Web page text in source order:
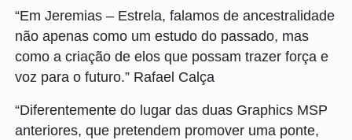
“Em Jeremias – Estrela, falamos de ancestralidade
não apenas como um estudo do passado, mas
como a criação de elos que possam trazer força e
voz para o futuro.” Rafael Calça
“Diferentemente do lugar das duas Graphics MSP
anteriores, que pretendem promover uma ponte,